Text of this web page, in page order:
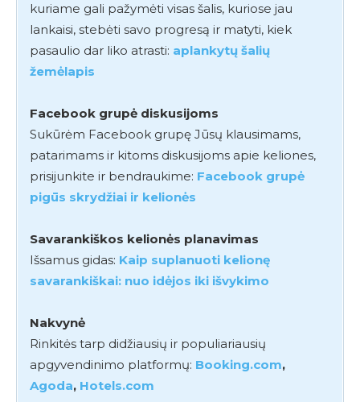
kuriame gali pažymėti visas šalis, kuriose jau
lankaisi, stebėti savo progresą ir matyti, kiek
pasaulio dar liko atrasti: aplankytų šalių
žemėlapis
Facebook grupė diskusijoms
Sukūrėm Facebook grupę Jūsų klausimams,
patarimams ir kitoms diskusijoms apie keliones,
prisijunkite ir bendraukime: Facebook grupė
pigūs skrydžiai ir kelionės
Savarankiškos kelionės planavimas
Išsamus gidas: Kaip suplanuoti kelionę
savarankiškai: nuo idėjos iki išvykimo
Nakvynė
Rinkitės tarp didžiausių ir populiariausių
apgyvendinimo platformų: Booking.com,
Agoda, Hotels.com